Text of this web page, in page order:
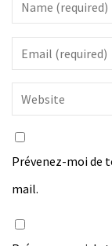
Prévenez-moi de
mail.